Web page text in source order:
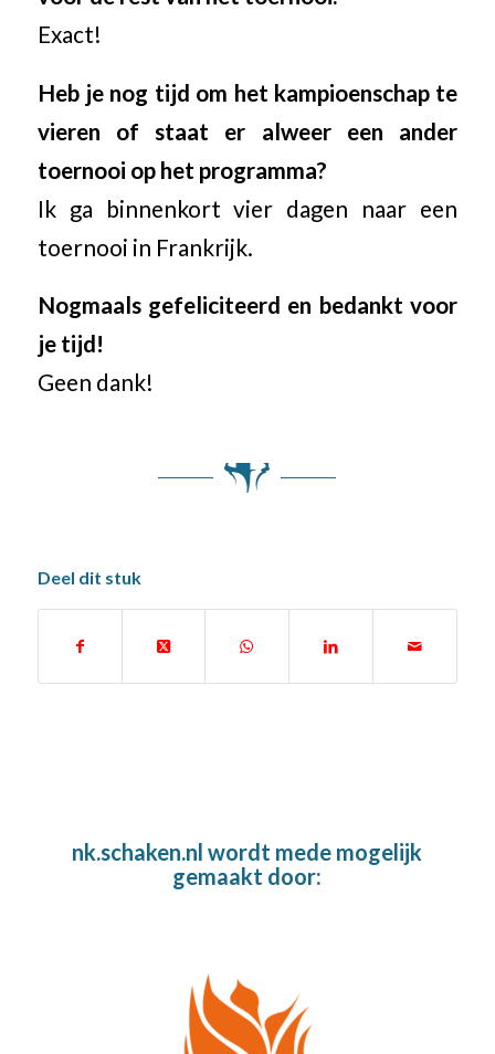
Exact!
Heb je nog tijd om het kampioenschap te
vieren of staat er alweer een ander
toernooi op het programma?
Ik ga binnenkort vier dagen naar een
toernooi in Frankrijk.
Nogmaals gefeliciteerd en bedankt voor
je tijd!
Geen dank!
Deel dit stuk
nk.schaken.nl wordt mede mogelijk
gemaakt door: